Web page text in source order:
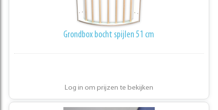
Grondbox bocht spijlen 51 cm
Log in om prijzen te bekijken